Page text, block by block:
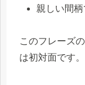
親しい間
このフレーズ
は初対面です。